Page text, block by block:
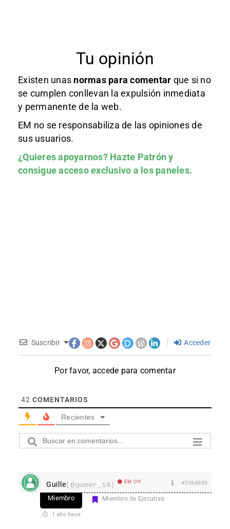
Tu opinión
Existen unas normas para comentar que si no
se cumplen conllevan la expulsión inmediata
y permanente de la web.
EM no se responsabiliza de las opiniones de
sus usuarios.
¿Quieres apoyarnos? Hazte Patróny
consigue acceso exclusivo a los paneles.
Suscribir Acceder
Por favor, accede para comentar
42 COMENTARIOS
Recientes
Guille(@gumer_16) EM Off #3064889
Miembro Miembro de Ejecutiva
1 año hace